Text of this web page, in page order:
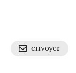
envoyer